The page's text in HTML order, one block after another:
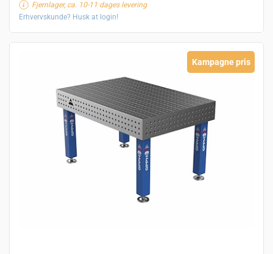
Fjernlager, ca. 10-11 dages levering
Erhvervskunde? Husk at login!
Kampagne pris